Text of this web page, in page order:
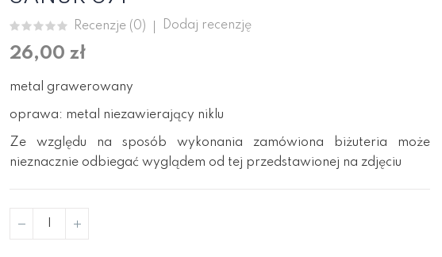
Recenzje (0) Dodaj recenzję
26,00 zł
metal grawerowany
oprawa: metal niezawierający niklu
Ze względu na sposób wykonania zamówiona biżuteria może
nieznacznie odbiegać wyglądem od tej przedstawionej na zdjęciu